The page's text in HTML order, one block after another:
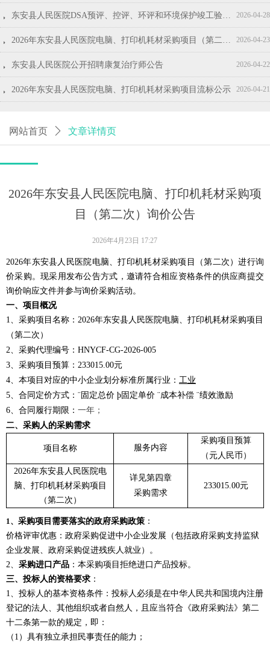
2026年东安县人民医院电脑、打印机耗材采购项
目（第二次）询价公告
网站首页 ꄲ 文章详情页
2026年东安县人民医院电脑、打印机耗材采购项目（第二次）进行询
价采购。现采用发布公告方式，邀请符合相应资格条件的供应商提交
询价响应文件并参与询价采购活动。
一、项目概况
1、采购项目名称： 2026年东安县人民医院电脑、打印机耗材采购项目
（第二次）
2、采购代理编号： HNYCF-CG-2026-005
3、采购项目预算： 233015.00元
4、本项目对应的中小企业划分标准所属行业： 工业
5、合同定价方式： ¨固定总价 þ固定单价 ¨成本补偿 ¨绩效激励
6、合同履行期限： 一年；
二、采购人的采购需求
项目名称 服务内容
采购项目预算
（元人民币）
2026年东安县人民医院电
脑、打印机耗材采购项目
（第二次）
详见第四章
采购需求
233015.00元
1、 采购项目需要落实的政府采购政策 ：
价格评审优惠：政府采购促进中小企业发展（包括政府采购支持监狱
企业发展、政府采购促进残疾人就业）。
2、 采购进口产品 ：本采购项目拒绝进口产品投标。
三、投标人的资格要求 ：
1、投标人的基本资格条件：投标人必须是在中华人民共和国境内注册
登记的法人、其他组织或者自然人，且应当符合《政府采购法》第二
十二条第一款的规定，即：
（ 1）具有独立承担民事责任的能力；
2026年4月23日 17:27
2026-04-28
2026-04-23
2026-04-22
东安县人民医院公开招聘康复治疗师公告
2026-04-21
2026年东安县人民医院电脑、打印机耗材采购项目流标公示